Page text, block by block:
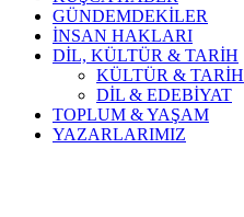
GÜNDEMDEKİLER
İNSAN HAKLARI
DİL, KÜLTÜR & TARİH
KÜLTÜR & TARİH
DİL & EDEBİYAT
TOPLUM & YAŞAM
YAZARLARIMIZ